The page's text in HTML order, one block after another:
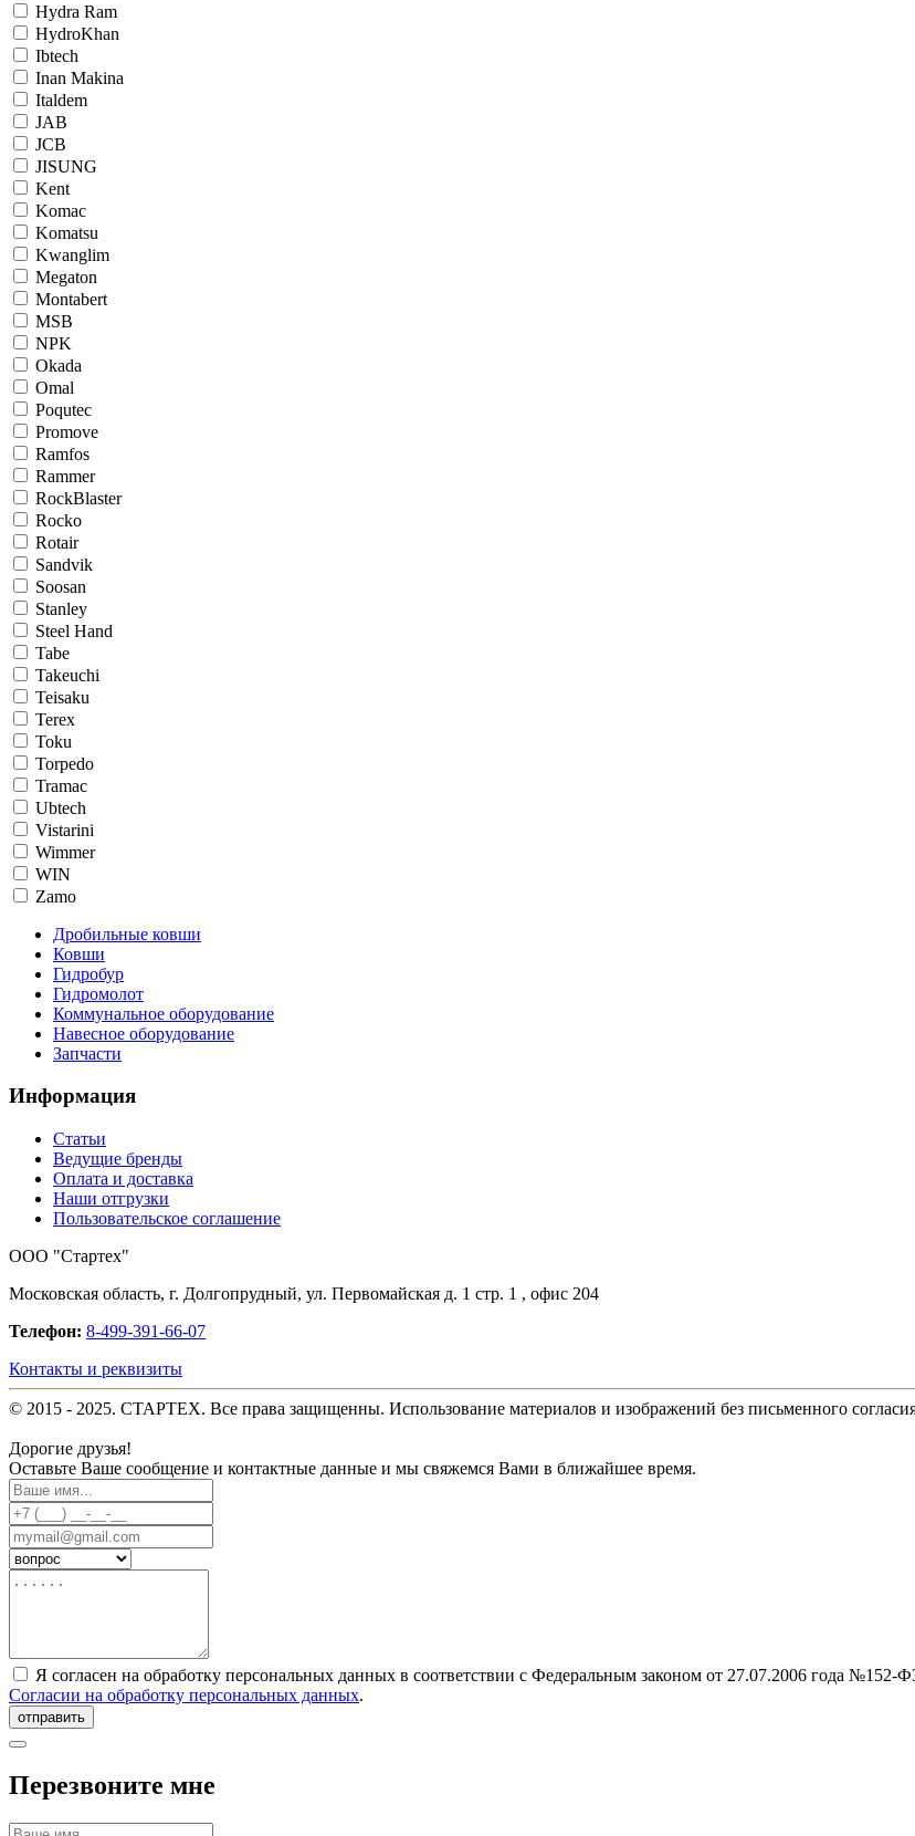
Hydra Ram
HydroKhan
Ibtech
Inan Makina
Italdem
JAB
JCB
JISUNG
Kent
Komac
Komatsu
Kwanglim
Megaton
Montabert
MSB
NPK
Okada
Omal
Poqutec
Promove
Ramfos
Rammer
RockBlaster
Rocko
Rotair
Sandvik
Soosan
Stanley
Steel Hand
Tabe
Takeuchi
Teisaku
Terex
Toku
Torpedo
Tramac
Ubtech
Vistarini
Wimmer
WIN
Zamo
Дробильные ковши
Ковши
Гидробур
Гидромолот
Коммунальное оборудование
Навесное оборудование
Запчасти
Информация
Статьи
Ведущие бренды
Оплата и доставка
Наши отгрузки
Пользовательское соглашение
OOO "Стартех"
Московская область, г. Долгопрудный, ул. Первомайская д. 1 стр. 1 , офис 204
Телефон: 8-499-391-66-07
Контакты и реквизиты
© 2015 - 2025. СТАРТЕХ. Все права защищенны. Использование материалов и изображений без письменного
Дорогие друзья!
Оставьте Ваше сообщение и контактные данные и мы свяжемся Вами в ближайшее время.
Я согласен на обработку персональных данных в соответствии с Федеральным законом от 27.07.2006 года
Согласии на обработку персональных данных.
отправить
Перезвоните мне